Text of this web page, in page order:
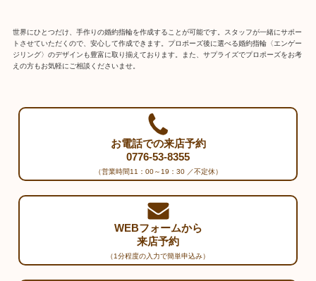
世界にひとつだけ、手作りの婚約指輪を作成することが可能です。スタッフが一緒にサポー
トさせていただくので、安心して作成できます。プロポーズ後に選べる婚約指輪〈エンゲー
ジリング〉のデザインも豊富に取り揃えております。また、サプライズでプロポーズをお考
えの方もお気軽にご相談くださいませ。
お電話での来店予約
0776-53-8355
（営業時間11：00～19：30 ／不定休）
WEBフォームから
来店予約
（1分程度の入力で簡単申込み）